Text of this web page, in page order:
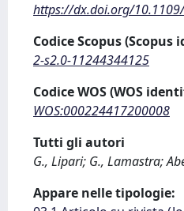
https://dx.doi.org/
Codice Scopus (Scopus
2-s2.0-11244344125
Codice WOS (WOS
WOS:000224417200008
Tutti gli autori
G., Lipari; G., Lamastra;
Appare nelle tipologie: